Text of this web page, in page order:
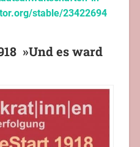
stable/23422694
»Und es ward